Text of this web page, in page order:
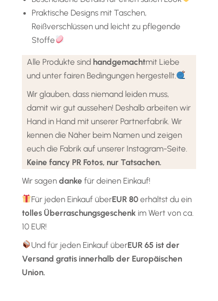
Praktische Designs mit Taschen,
Reißverschlüssen und leicht zu pflegende
Stoffe
Alle Produkte sind handgemachtmit Liebe
und unter fairen Bedingungen hergestellt.
Wir glauben, dass niemand leiden muss,
damit wir gut aussehen! Deshalb arbeiten wir
Hand in Hand mit unserer Partnerfabrik. Wir
kennen die Näher beim Namen und zeigen
euch die Fabrik auf unserer Instagram-Seite.
Keine fancy PR Fotos, nur Tatsachen.
Wir sagen danke für deinen Einkauf!
Für jeden Einkauf überEUR 80 erhältst du ein
tolles Überraschungsgeschenk im Wert von ca.
10 EUR!
Und für jeden Einkauf überEUR 65 ist der
Versand gratis innerhalb der Europäischen
Union.